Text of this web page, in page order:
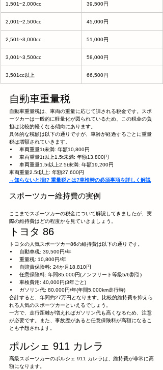
1,501~2,000cc 39,500円
2,001~2,500cc 45,000円
2,501~3,000cc 51,000円
3,001~3,500cc 58,000円
3,501cc以上 66,500円
自動車重量税
自動車重量税は、車両の重量に応じて課される税金です。スポ
ーツカーは一般的に軽量化が図られているため、この税金の負
担は比較的軽くなる傾向にあります。
具体的な税額は以下の通りですが、車齢が経過するごとに重量
税は増額されていきます。
車両重量1t未満: 年額10,800円
車両重量1t以上1.5t未満: 年額13,800円
車両重量1.5t以上2.5t未満: 年額19,200円
車両重量2.5t以上: 年額27,600円
→知らないと損!? 重量税とは?車検時の必須事項を詳しく解説
スポーツカー維持費の実例
ここまでスポーツカーの税金について解説してきましたが、実
際の維持費はどの程度かを見ていきましょう。
トヨタ 86
トヨタの人気スポーツカー86の維持費は以下の通りです。
自動車税: 39,500円/年
重量税: 10,800円/年
自賠責保険料: 24か月18,810円
任意保険料: 年間85,000円(ノンフリート等級5/6割引)
車検費用: 40,000円(3年ごと)
ガソリン代: 80,000円/年(年間5,000km走行時)
合計すると、年間約27万円となります。比較的維持費を抑えら
れる人気のスポーツカーといえるでしょう。
一方で、走行距離が増えればガソリン代も高くなるため、注意
が必要です。また、事故歴があると任意保険料が高額になるこ
とも予想されます。
ポルシェ 911 カレラ
高級スポーツカーのポルシェ 911 カレラは、維持費が非常に高
額になります。